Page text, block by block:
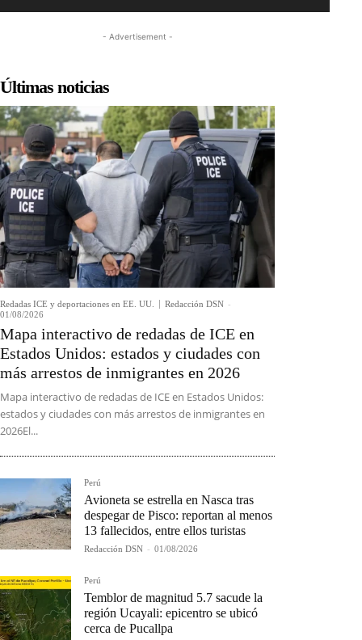
- Advertisement -
Últimas noticias
Redadas ICE y deportaciones en EE. UU. Redacción DSN -
01/08/2026
Mapa interactivo de redadas de ICE en
Estados Unidos: estados y ciudades con
más arrestos de inmigrantes en 2026
Mapa interactivo de redadas de ICE en Estados Unidos:
estados y ciudades con más arrestos de inmigrantes en
2026El...
Perú
Avioneta se estrella en Nasca tras
despegar de Pisco: reportan al menos
13 fallecidos, entre ellos turistas
Redacción DSN - 01/08/2026
Perú
Temblor de magnitud 5.7 sacude la
región Ucayali: epicentro se ubicó
cerca de Pucallpa